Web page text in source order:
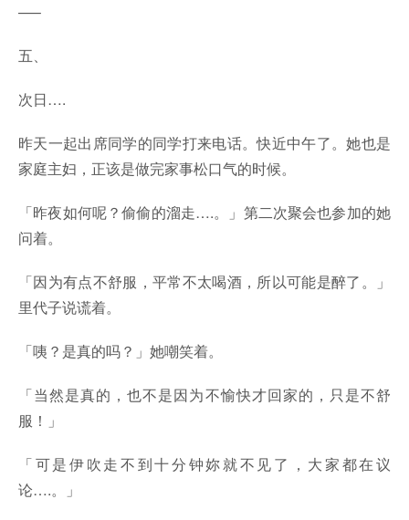
—–
五、
次日….
昨天一起出席同学的同学打来电话。快近中午了。她也是
家庭主妇，正该是做完家事松口气的时候。
「昨夜如何呢？偷偷的溜走….。」第二次聚会也参加的她
问着。
「因为有点不舒服，平常不太喝酒，所以可能是醉了。」
里代子说谎着。
「咦？是真的吗？」她嘲笑着。
「当然是真的，也不是因为不愉快才回家的，只是不舒
服！」
「可是伊吹走不到十分钟妳就不见了，大家都在议
论….。」